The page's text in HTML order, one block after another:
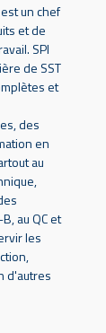
un chef
et de
SPI
de SST
et
des
en
au
au QC et
les
d'autres